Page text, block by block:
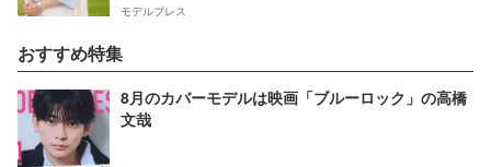
モデルプレス
おすすめ特集
8月のカバーモデルは映画「ブルーロック」の高橋
文哉